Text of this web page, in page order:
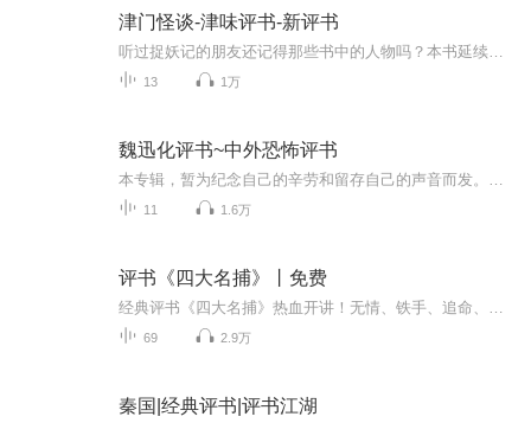
津门怪谈-津味评书-新评书
13 1万
魏迅化评书~中外恐怖评书
11 1.6万
评书《四大名捕》丨免费
69 2.9万
秦国|经典评书|评书江湖